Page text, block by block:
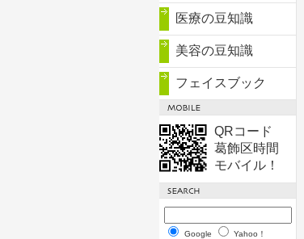
医療の豆知識
美容の豆知識
フェイスブック
QRコード
葛飾区時間
モバイル！
Google Yahoo！